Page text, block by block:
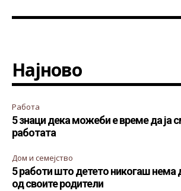
Најново
Работа
5 знаци дека можеби е време да ја
работата
Дом и семејство
5 работи што детето никогаш нема
од своите родители